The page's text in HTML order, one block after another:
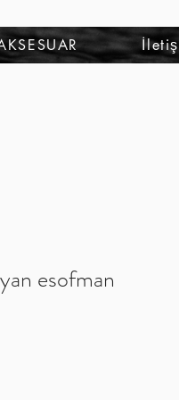
Iniciar sesión
esofman